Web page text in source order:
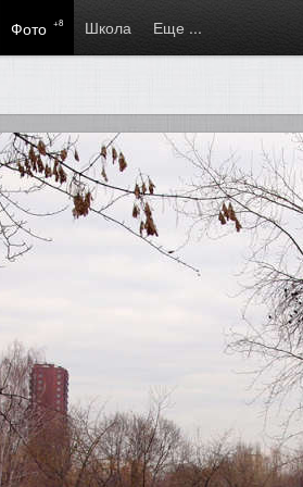
Фото +8 Школа Еще ...